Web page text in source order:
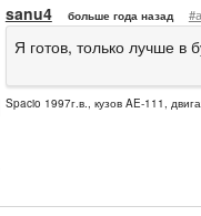
sanu4 больше года назад
Я готов, только лучше в
Spacio 1997г.в., кузов AE-111,